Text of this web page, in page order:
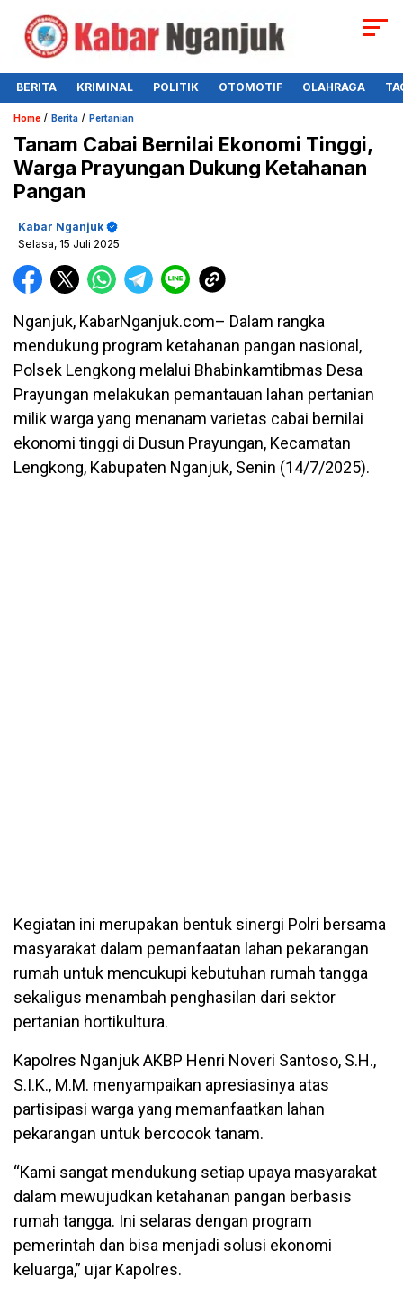
BERITA KRIMINAL POLITIK OTOMOTIF OLAHRAGA
Home / Berita / Pertanian
Tanam Cabai Bernilai Ekonomi Tinggi,
Warga Prayungan Dukung Ketahanan
Pangan
Kabar Nganjuk
Selasa, 15 Juli 2025
Nganjuk, KabarNganjuk.com– Dalam rangka
mendukung program ketahanan pangan nasional,
Polsek Lengkong melalui Bhabinkamtibmas Desa
Prayungan melakukan pemantauan lahan pertanian
milik warga yang menanam varietas cabai bernilai
ekonomi tinggi di Dusun Prayungan, Kecamatan
Lengkong, Kabupaten Nganjuk, Senin (14/7/2025).
Kegiatan ini merupakan bentuk sinergi Polri bersama
masyarakat dalam pemanfaatan lahan pekarangan
rumah untuk mencukupi kebutuhan rumah tangga
sekaligus menambah penghasilan dari sektor
pertanian hortikultura.
Kapolres Nganjuk AKBP Henri Noveri Santoso, S.H.,
S.I.K., M.M. menyampaikan apresiasinya atas
partisipasi warga yang memanfaatkan lahan
pekarangan untuk bercocok tanam.
“Kami sangat mendukung setiap upaya masyarakat
dalam mewujudkan ketahanan pangan berbasis
rumah tangga. Ini selaras dengan program
pemerintah dan bisa menjadi solusi ekonomi
keluarga,” ujar Kapolres.